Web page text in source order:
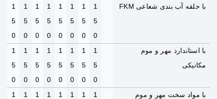
با حلقه آب بندی شعاعی FKM
1
5
0
1
5
0
1
5
0
1
5
0
1
5
0
1
5
0
1
5
0
1
5
0
با استاندارد مهر و موم
مکانیکی
1
5
0
1
5
0
1
5
0
1
5
0
1
5
0
1
5
0
1
5
0
1
5
0
با مواد سخت مهر و موم
1
1
1
1
1
1
1
1